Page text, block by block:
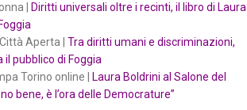
|
Diritti universali oltre i recinti, il libro di Laura
Aperta | Tra diritti umani e discriminazioni,
il pubblico di Foggia
Torino online |
Laura Boldrini al Salone del
bene, è l’ora delle Democrature”